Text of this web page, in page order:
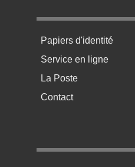
Menu pratique bas
Papiers d'identité
Service en ligne
La Poste
Contact
Menu pratique bas